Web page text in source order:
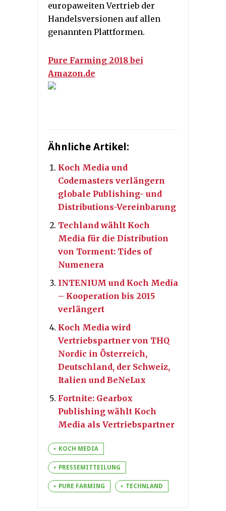
europaweiten Vertrieb der
Handelsversionen auf allen
genannten Plattformen.
Pure Farming 2018 bei
Amazon.de
Ähnliche Artikel:
Koch Media und
Codemasters verlängern
globale Publishing- und
Distributions-Vereinbarung
Techland wählt Koch
Media für die Distribution
von Torment: Tides of
Numenera
INTENIUM und Koch Media
– Kooperation bis 2015
verlängert
Koch Media wird
Vertriebspartner von THQ
Nordic in Österreich,
Deutschland, der Schweiz,
Italien und BeNeLux
Fortnite: Gearbox
Publishing wählt Koch
Media als Vertriebspartner
KOCH MEDIA
PRESSEMITTEILUNG
PURE FARMING TECHNLAND